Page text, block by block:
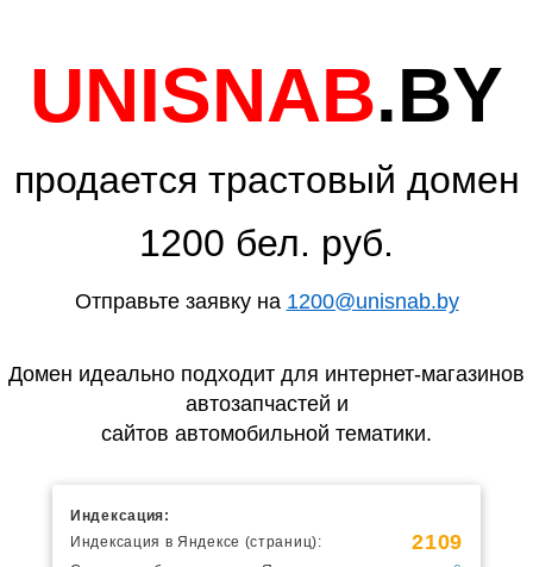
UNISNAB.BY
продается трастовый домен
1200 бел. руб.
Отправьте заявку на 1200@unisnab.by
Домен идеально подходит для интернет-магазинов
автозапчастей и
сайтов автомобильной тематики.
Индексация:
Индексация в Яндексе (страниц):
2109